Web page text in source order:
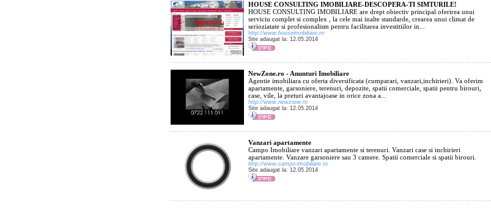
HOUSE CONSULTING IMOBILIARE-DESCOPERA-TI SIMTURILE!
HOUSE CONSULTING IMOBILIARE are drept obiectiv principal oferirea unui
serviciu complet si complex , la cele mai inalte standarde, crearea unui climat de
serioziatate si profesionalism pentru facilitarea investitiilor in...
http://www.houseimobiliare.ro
Site adaugat la: 12.05.2014
NewZone.ro - Anunturi Imobiliare
Agentie imobiliara cu oferta diversificata (cumparari, vanzari,inchirieri). Va oferim
apartamente, garsoniere, terenuri, depozite, spatii comerciale, spatii pentru birouri,
case, vile, la preturi avantajoase in orice zona a...
http://www.newzone.ro
Site adaugat la: 12.05.2014
Vanzari apartamente
Campo Imobiliare vanzari apartamente si terenuri. Vanzari case si inchirieri
apartamente. Vanzare garsoniere sau 3 camere. Spatii comerciale si spatii birouri.
http://www.campo-imobiliare.ro
Site adaugat la: 12.05.2014